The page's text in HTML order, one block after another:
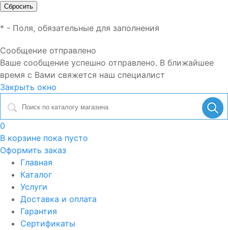
* - Поля, обязательные для заполнения
Сообщение отправлено
Ваше сообщение успешно отправлено. В ближайшее
время с Вами свяжется наш специалист
Закрыть окно
0
В корзине пока пусто
Оформить заказ
Главная
Каталог
Услуги
Доставка и оплата
Гарантия
Сертификаты